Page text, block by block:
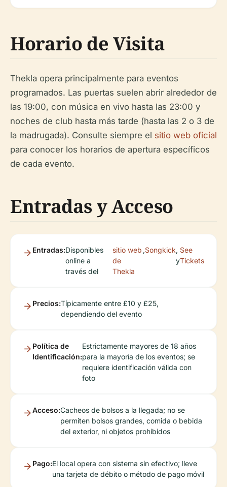
Horario de Visita
Thekla opera principalmente para eventos
programados. Las puertas suelen abrir alrededor de
las 19:00, con música en vivo hasta las 23:00 y
noches de club hasta más tarde (hasta las 2 o 3 de
la madrugada). Consulte siempre el sitio web oficial
para conocer los horarios de apertura específicos
de cada evento.
Entradas y Acceso
Entradas:Disponibles
online a
través del
sitio web
de
Thekla
,Songkick,
y
See
Tickets
Precios:Típicamente entre £10 y £25,
dependiendo del evento
Política de
Identificación:
Estrictamente mayores de 18 años
para la mayoría de los eventos; se
requiere identificación válida con
foto
Acceso:Cacheos de bolsos a la llegada; no se
permiten bolsos grandes, comida o bebida
del exterior, ni objetos prohibidos
Pago:El local opera con sistema sin efectivo; lleve
una tarjeta de débito o método de pago móvil